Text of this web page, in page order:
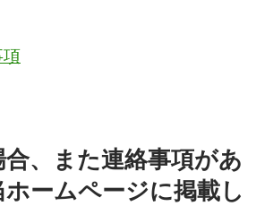
項
、また連絡事項があ
ームページに掲載し